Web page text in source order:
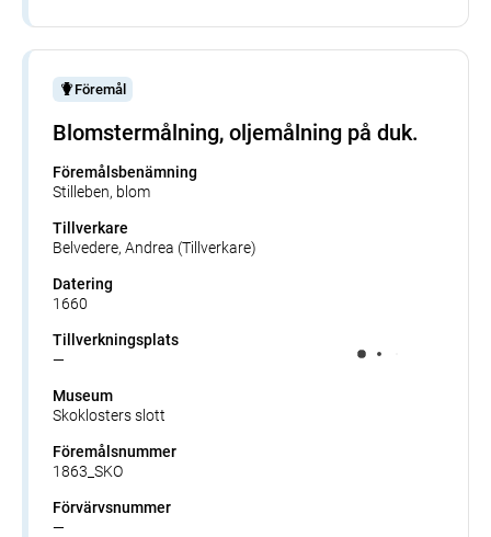
Föremål
Blomstermålning, oljemålning på duk.
Föremålsbenämning
Stilleben, blom
Tillverkare
Belvedere, Andrea (Tillverkare)
Datering
1660
Tillverkningsplats
—
Museum
Skoklosters slott
Föremålsnummer
1863_SKO
Förvärvsnummer
—